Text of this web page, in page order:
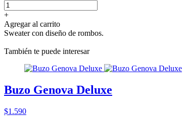
+
Agregar al carrito
Sweater con diseño de rombos.
También te puede interesar
Buzo Genova Deluxe
$1.590